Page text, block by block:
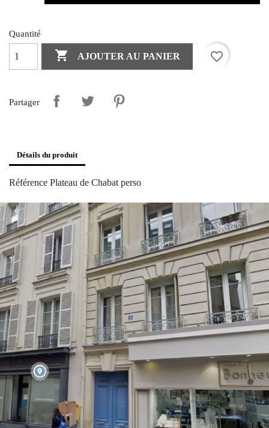
Quantité
 AJOUTER AU PANIER favorite_border
Partager
Détails du produit
Référence Plateau de Chabat perso